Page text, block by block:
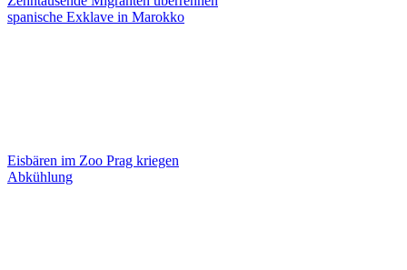
spanische Exklave in Marokko
Eisbären im Zoo Prag kriegen
Abkühlung